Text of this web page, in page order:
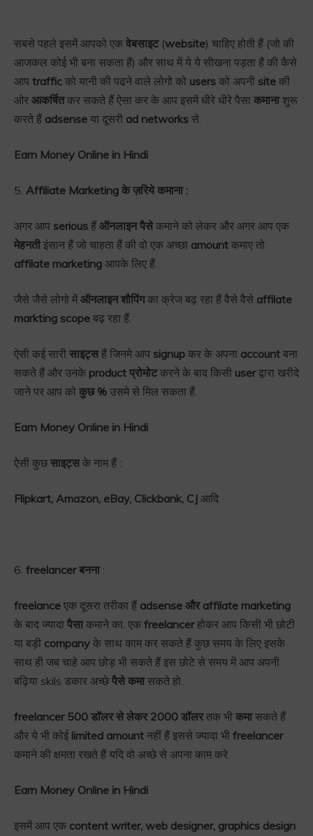
सबसे पहले इसमें आपको एक वेबसाइट(website) चाहिए होती हैं (जो की
आजकल कोई भी बना सकता हैं) और साथ में ये ये सीखना पड़ता हैं की कैसे
आप traffic को यानी की पढने वाले लोगो को users को अपनी site की
ओर आकर्षितकर सकते हैं ऐसा कर के आप इसमें धीरे धीरे पैसा कमानाशुरू
करते हैं adsense या दूसरी ad networks से.
Earn Money Online in Hindi
5. Affiliate Marketing के ज़रिये कमाना :
अगर आप serious हैं ऑनलाइन पैसेकमाने को लेकर और अगर आप एक
मेहनतीइंसान हैं जो चाहता हैं की वो एक अच्छा amount कमाए तो
affilate marketing आपके लिए हैं.
जैसे जैसे लोगो में ऑनलाइन शौपिंगका क्रेज बढ़ रहा हैं वैसे वैसे affilate
markting scope बढ़ रहा हैं.
ऐसी कई सारी साइट्सहैं जिनमे आप signup कर के अपना account बना
सकते हैं और उनके product प्रोमोटकरने के बाद किसी userद्वारा खरीदे
जाने पर आप को कुछ % उसमे से मिल सकता हैं.
Earn Money Online in Hindi
ऐसी कुछ साइट्सके नाम हैं :
Flipkart, Amazon, eBay, Clickbank, CJ आदि
6. freelancer बनना:
freelance एक दूसरा तरीका हैं adsense और affilate marketing
के बाद ज्यादा पैसाकमाने का. एक freelancerहोकर आप किसी भी छोटी
या बड़ी company के साथ काम कर सकते हैं कुछ समय के लिए इसके
साथ ही जब चाहे आप छोड़ भी सकते हैं इस छोटे से समय में आप अपनी
बढ़िया skils डकार अच्छे पैसे कमासकते हो.
freelancer 500 डॉलर से लेकर 2000 डॉलरतक भी कमासकते हैं
और ये भी कोई limited amount नहीं हैं इससे ज्यादा भी freelancer
कमाने की क्षमता रखते हैं यदि वो अच्छे से अपना काम करे.
Earn Money Online in Hindi
इसमें आप एक content writer, web designer, graphics design